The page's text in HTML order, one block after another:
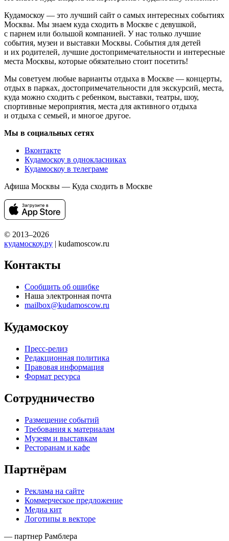
Кудамоскоу — это лучший сайт о самых интересных событиях
Москвы. Мы знаем куда сходить в Москве с девушкой,
с парнем или большой компанией. У нас только лучшие
события, музеи и выставки Москвы. События для детей
и их родителей, лучшие достопримечательности и интересные
места Москвы, которые обязательно стоит посетить!
Мы советуем любые варианты отдыха в Москве — концерты,
отдых в парках, достопримечательности для экскурсий, места,
куда можно сходить с ребенком, выставки, театры, шоу,
спортивные мероприятия, места для активного отдыха
и отдыха с семьей, и многое другое.
Мы в социальных сетях
Вконтакте
Кудамоскоу в однокласниках
Кудамоскоу в телеграме
Афиша Москвы — Куда сходить в Москве
© 2013–2026
кудамоскоу.ру | kudamoscow.ru
Контакты
Сообщить об ошибке
Наша электронная почта
mailbox@kudamoscow.ru
Кудамоскоу
Пресс-релиз
Редакционная политика
Правовая информация
Формат ресурса
Сотрудничество
Размещение событий
Требования к материалам
Музеям и выставкам
Ресторанам и кафе
Партнёрам
Реклама на сайте
Коммерческое предложение
Медиа кит
Логотипы в векторе
— партнер Рамблера